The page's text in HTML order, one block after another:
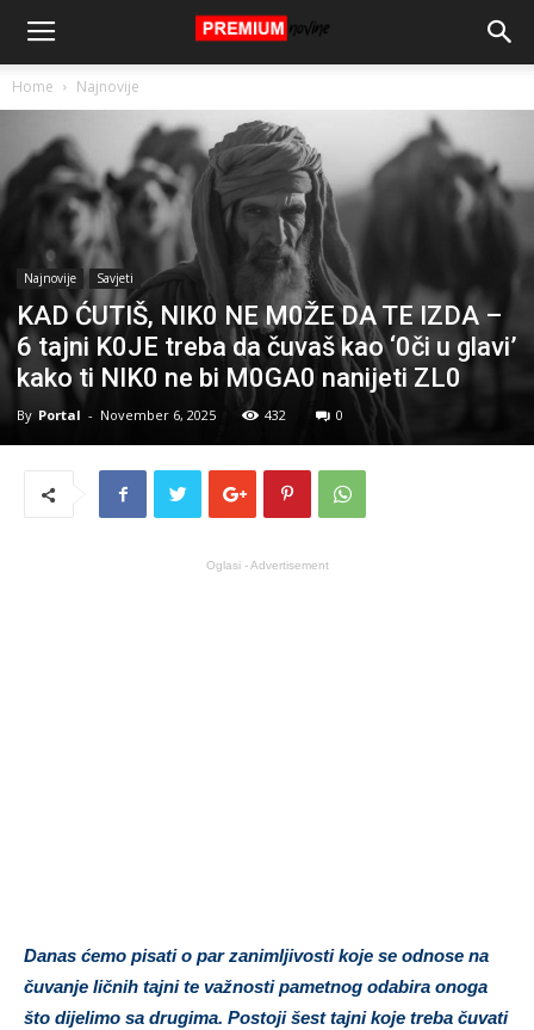
Home Najnovije
Najnovije Savjeti
KAD ĆUTIŠ, NIK0 NE M0ŽE DA TE IZDA –
6 tajni K0JE treba da čuvaš kao ‘0či u glavi’
kako ti NIK0 ne bi M0GA0 nanijeti ZL0
By Portal - November 6, 2025 432 0
Oglasi - Advertisement
Danas ćemo pisati o par zanimljivosti koje se odnose na
čuvanje ličnih tajni te važnosti pametnog odabira onoga
što dijelimo sa drugima. Postoji šest tajni koje treba čuvati